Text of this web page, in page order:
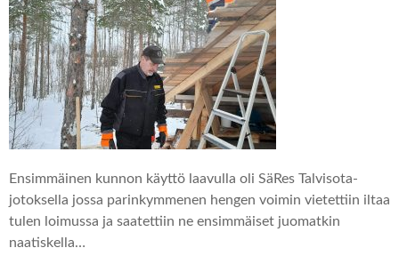
Ensimmäinen kunnon käyttö laavulla oli SäRes Talvisota-
jotoksella jossa parinkymmenen hengen voimin vietettiin iltaa
tulen loimussa ja saatettiin ne ensimmäiset juomatkin
naatiskella…